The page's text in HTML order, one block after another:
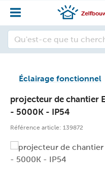
Éclairage fonctionnel
projecteur de chantier
- 5000K - IP54
Référence article: 139872